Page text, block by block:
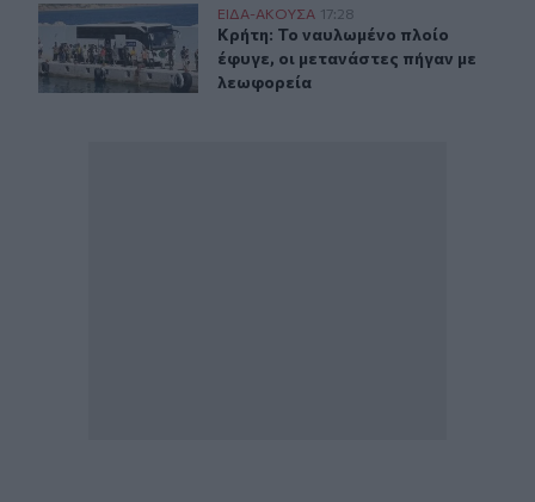
Κρήτη: Το ναυλωμένο πλοίο έφυγε, οι μετανάστες
ΕΙΔΑ-ΑΚΟΥΣΑ 17:28
Κρήτη: Το ναυλωμένο πλοίο έφυγε,
Κρήτη: Το ναυλωμένο πλοίο
έφυγε, οι μετανάστες πήγαν με
λεωφορεία